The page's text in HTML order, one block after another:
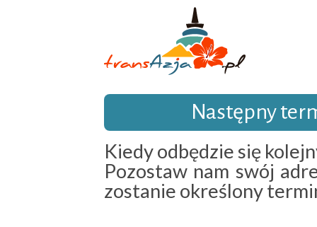
Następny
Kiedy odbędzie się
Pozostaw nam swój
zostanie określony